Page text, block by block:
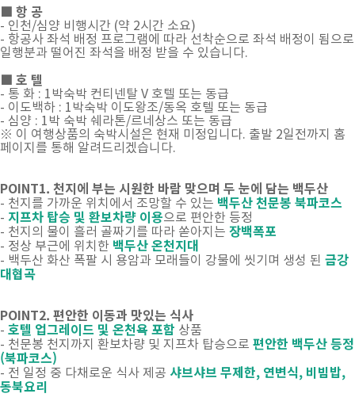
■ 항 공
- 인천/심양 비행시간 (약 2시간 소요)
- 항공사 좌석 배정 프로그램에 따라 선착순으로 좌석 배정이 됨으로
일행분과 떨어진 좌석을 배정 받을 수 있습니다.
■ 호 텔
- 통 화 : 1박숙박 컨티넨탈 V 호텔 또는 동급
- 이도백하 : 1박숙박 이도왕조/동옥 호텔 또는 동급
- 심양 : 1박 숙박 쉐라톤/르네상스 또는 동급
※ 이 여행상품의 숙박시설은 현재 미정입니다. 출발 2일전까지 홈
페이지를 통해 알려드리겠습니다.
POINT1. 천지에 부는 시원한 바람 맞으며 두 눈에 담는 백두산
- 천지를 가까운 위치에서 조망할 수 있는 백두산 천문봉 북파코스
- 지프차 탑승 및 환보차량 이용으로 편안한 등정
- 천지의 물이 흘러 골짜기를 따라 쏟아지는 장백폭포
- 정상 부근에 위치한 백두산 온천지대
- 백두산 화산 폭팔 시 용암과 모래들이 강물에 씻기며 생성 된 금강
대협곡
POINT2. 편안한 이동과 맛있는 식사
- 호텔 업그레이드 및 온천욕 포함 상품
- 천문봉 천지까지 환보차량 및 지프차 탑승으로 편안한 백두산 등정
(북파코스)
- 전 일정 중 다채로운 식사 제공 샤브샤브 무제한, 연변식, 비빔밥,
동북요리